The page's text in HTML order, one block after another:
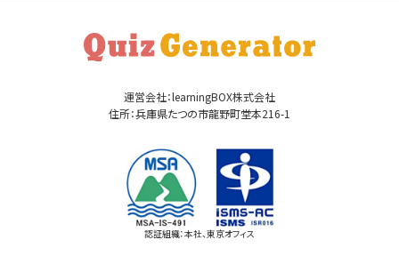
運営会社：learningBOX株式会社
住所：兵庫県たつの市龍野町堂本216-1
認証組織：本社、東京オフィス